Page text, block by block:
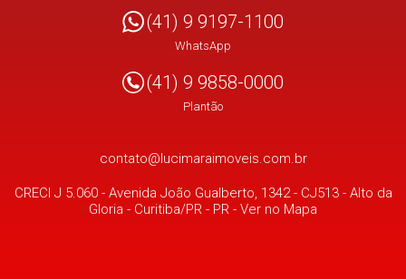
(41) 9 9197-1100
WhatsApp
(41) 9 9858-0000
Plantão
contato@lucimaraimoveis.com.br
CRECI J 5.060 - Avenida João Gualberto, 1342 - CJ513- Alto da
Gloria - Curitiba/PR - PR - Ver no Mapa